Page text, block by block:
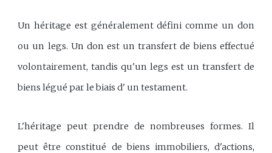
Un héritage est généralement défini comme un don
ou un legs. Un don est un transfert de biens effectué
volontairement, tandis qu'un legs est un transfert de
biens légué par le biais d' un testament.
L'héritage peut prendre de nombreuses formes. Il
peut être constitué de biens immobiliers, d'actions,